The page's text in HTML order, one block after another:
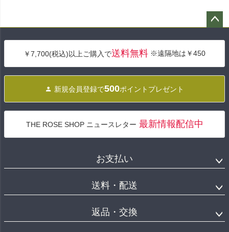
へ
￥7,700(税込)以上ご購入で送料無料 ※遠隔地は￥450
新規会員登録で500ポイントプレゼント
THE ROSE SHOP ニュースレター 最新情報配信中
お支払い
送料・配送
返品・交換